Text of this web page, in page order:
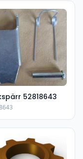
52818643